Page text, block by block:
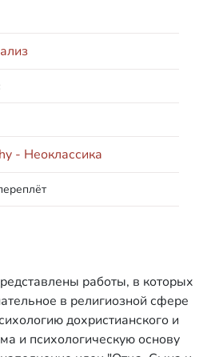
- Неоклассика
работы, в которых
в религиозной сфере
дохристианского и
и психологическую основу